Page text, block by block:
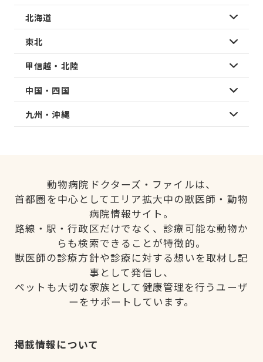
北海道
東北
甲信越・北陸
中国・四国
九州・沖縄
動物病院ドクターズ・ファイルは、
首都圏を中心としてエリア拡大中の獣医師・動物
病院情報サイト。
路線・駅・行政区だけでなく、診療可能な動物か
らも検索できることが特徴的。
獣医師の診療方針や診療に対する想いを取材し記
事として発信し、
ペットも大切な家族として健康管理を行うユーザ
ーをサポートしています。
掲載情報について